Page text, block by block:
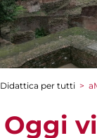
Didattica per tutti >
Oggi